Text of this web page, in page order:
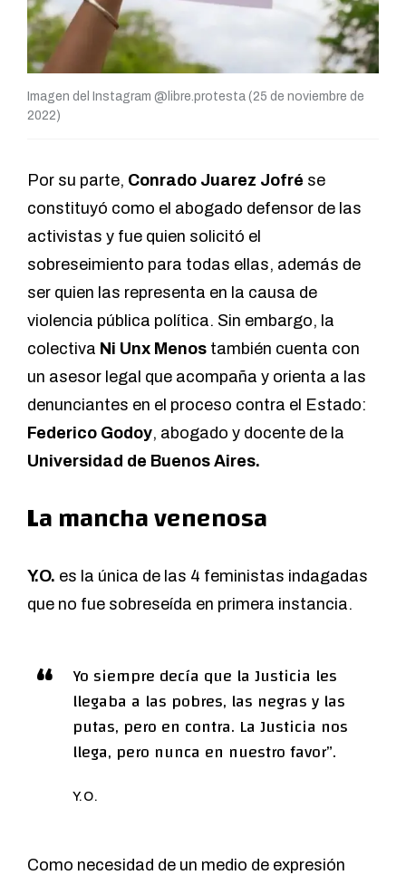
Imagen del Instagram @libre.protesta (25 de noviembre de
2022)
Por su parte, Conrado Juarez Jofré se
constituyó como el abogado defensor de las
activistas y fue quien solicitó el
sobreseimiento para todas ellas, además de
ser quien las representa en la causa de
violencia pública política. Sin embargo, la
colectiva Ni Unx Menos también cuenta con
un asesor legal que acompaña y orienta a las
denunciantes en el proceso contra el Estado:
Federico Godoy, abogado y docente de la
Universidad de Buenos Aires.
La mancha venenosa
Y.O. es la única de las 4 feministas indagadas
que no fue sobreseída en primera instancia.
Yo siempre decía que la Justicia les
llegaba a las pobres, las negras y las
putas, pero en contra. La Justicia nos
llega, pero nunca en nuestro favor”.
Y.O.
Como necesidad de un medio de expresión